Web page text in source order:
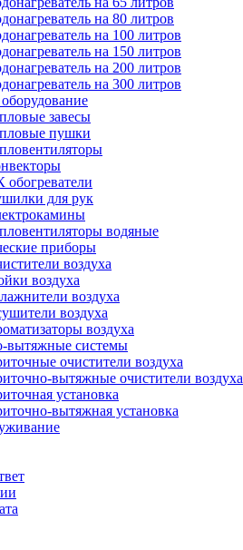
на 80 литров
на 100 литров
на 150 литров
на 200 литров
на 300 литров
завесы
пушки
обогреватели
для рук
водяные
приборы
воздуха
воздуха
воздуха
воздуха
воздуха
вытяжные системы
очистители воздуха
вытяжные очистители воздуха
установка
вытяжная установка